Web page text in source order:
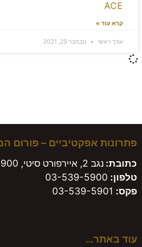
ACE
קרא עוד »
עורך ראשי נובמבר 29, 2021
פתרונות אפקטיביים – פורום
כתובת: נגב 2, איירפורט סיטי, 7019900
טלפון: 03-539-5900
פקס:
עוד באתר…